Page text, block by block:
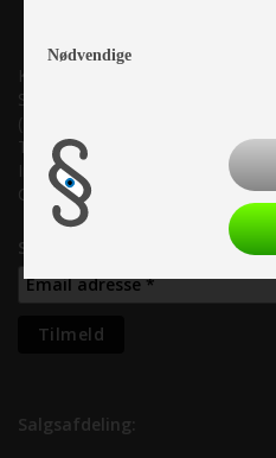
Kronjyllands Camping Center A/S
Suderholmen 10, 8960 Randers SØ
(Lige ud til Grenåvej)
Tlf. +45 87 10 98 70
Info@as-kcc.dk
CVR: 33 38 77 33
Samtykke til nyhedsbrev
Salgsafdeling:
Nødvendige